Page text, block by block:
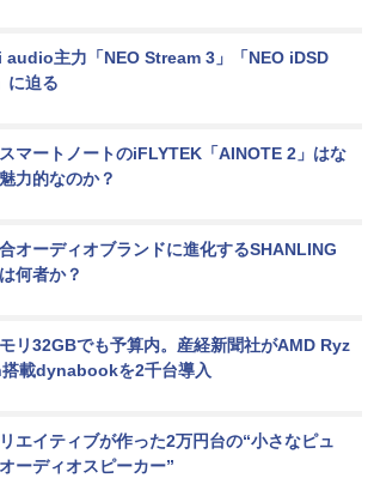
audio主力「NEO Stream 3」「NEO iDSD
に迫る
マートノートのiFLYTEK「AINOTE 2」はな
力的なのか？
オーディオブランドに進化するSHANLING
何者か？
リ32GBでも予算内。産経新聞社がAMD Ryz
載dynabookを2千台導入
エイティブが作った2万円台の“小さなピュ
ーディオスピーカー”